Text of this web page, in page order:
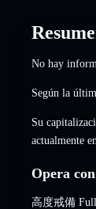
No hay
Según la
Su
actualmente en
Opera
高度戒備 Full